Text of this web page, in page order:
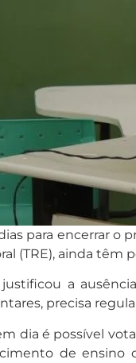
para encerrar o
(TRE), ainda
a
precisa
dia é possível
de ensino